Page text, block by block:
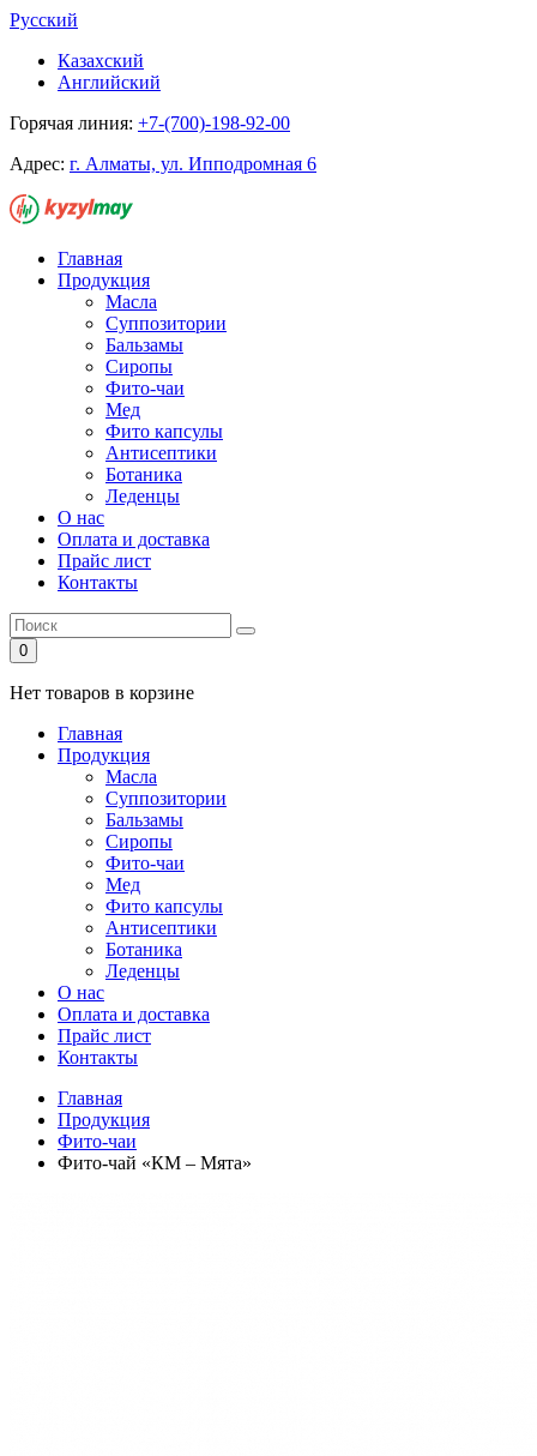
Русский
Казахский
Английский
Горячая линия: +7-(700)-198-92-00
Адрес: г. Алматы, ул. Ипподромная 6
Главная
Продукция
Масла
Суппозитории
Бальзамы
Сиропы
Фито-чаи
Мед
Фито капсулы
Антисептики
Ботаника
Леденцы
О нас
Оплата и доставка
Прайс лист
Контакты
0
Нет товаров в корзине
Главная
Продукция
Масла
Суппозитории
Бальзамы
Сиропы
Фито-чаи
Мед
Фито капсулы
Антисептики
Ботаника
Леденцы
О нас
Оплата и доставка
Прайс лист
Контакты
Главная
Продукция
Фито-чаи
Фито-чай «КМ – Мята»